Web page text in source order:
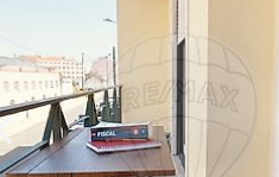
Nach links navigieren